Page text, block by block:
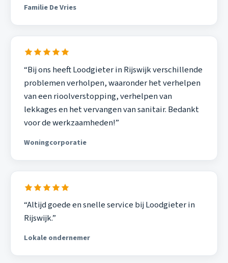
Familie De Vries
“Bij ons heeft Loodgieter in Rijswijk verschillende
problemen verholpen, waaronder het verhelpen
van een rioolverstopping, verhelpen van
lekkages en het vervangen van sanitair. Bedankt
voor de werkzaamheden!”
Woningcorporatie
“Altijd goede en snelle service bij Loodgieter in
Rijswijk.”
Lokale ondernemer